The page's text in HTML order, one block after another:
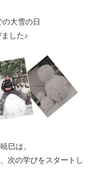
の大雪の日
した♪
巳は、
次の学びをスタートし